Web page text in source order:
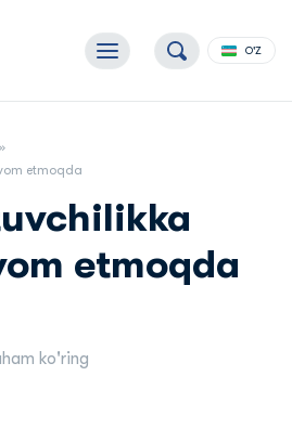
O'Z
etmoqda
etmoqda
ko'ring